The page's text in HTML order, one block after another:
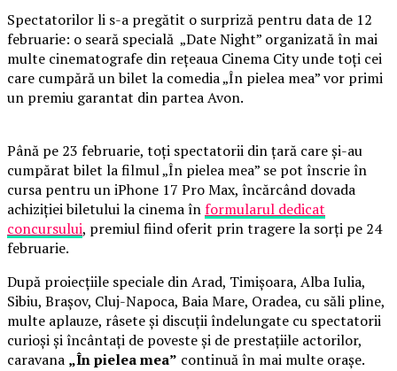
Spectatorilor li s-a pregătit o surpriză pentru data de 12
februarie: o seară specială „Date Night” organizată în mai
multe cinematografe din rețeaua Cinema City unde toți cei
care cumpără un bilet la comedia „În pielea mea” vor primi
un premiu garantat din partea Avon.
Până pe 23 februarie, toți spectatorii din țară care și-au
cumpărat bilet la filmul „În pielea mea” se pot înscrie în
cursa pentru un iPhone 17 Pro Max, încărcând dovada
achiziției biletului la cinema înformularul dedicat
concursului, premiul fiind oferit prin tragere la sorți pe 24
februarie.
După proiecțiile speciale din Arad, Timișoara, Alba Iulia,
Sibiu, Brașov, Cluj-Napoca, Baia Mare, Oradea, cu săli pline,
multe aplauze, râsete și discuții îndelungate cu spectatorii
curioși și încântați de poveste și de prestațiile actorilor,
caravana „În pielea mea” continuă în mai multe orașe.